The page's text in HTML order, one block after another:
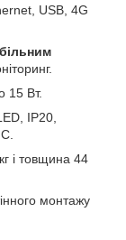
USB, 4G
15 Вт.
IP20,
і товщина 44
монтажу